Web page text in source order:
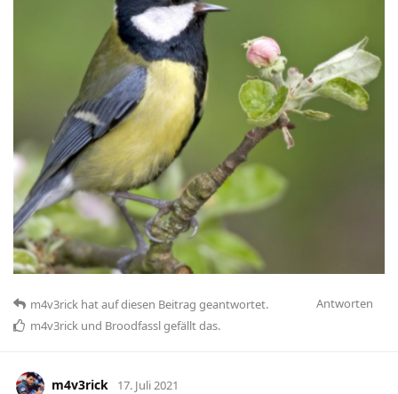
Antworten
m4v3rick hatauf diesen Beitrag geantwortet.
m4v3rick und Broodfasslgefällt das.
m4v3rick 17. Juli 2021